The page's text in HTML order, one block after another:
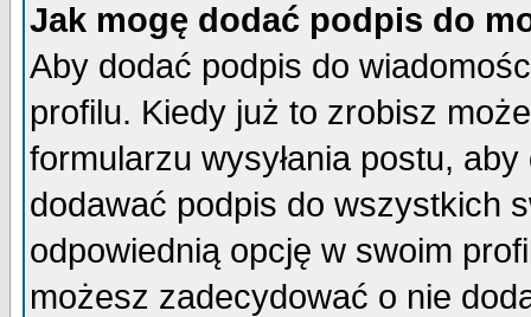
Jak mogę dodać podpis do
Aby dodać podpis do
profilu. Kiedy już to zrobisz
formularzu wysyłania postu,
dodawać podpis do wszystkich
odpowiednią opcję w swoim
możesz zadecydować o nie